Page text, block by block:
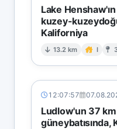
Lake
kuzey-
Kaliforniya
13.2 km I
12:07:57
Ludlow'un 37 km
güneybatısında,